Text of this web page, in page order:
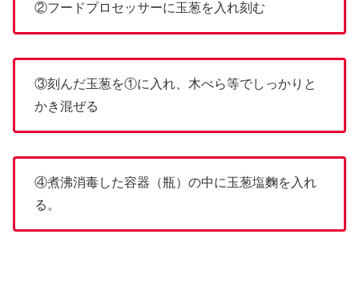
②フードプロセッサーに玉葱を入れ刻む
③刻んだ玉葱を①に入れ、木べら等でしっかりと
かき混ぜる
④煮沸消毒した容器（瓶）の中に玉葱塩麴を入れ
る。